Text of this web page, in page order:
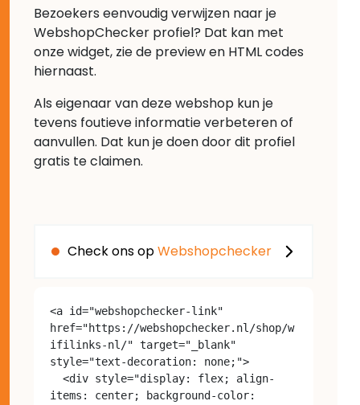
Bezoekers eenvoudig verwijzen naar je
WebshopChecker profiel? Dat kan met
onze widget, zie de preview en HTML codes
hiernaast.
Als eigenaar van deze webshop kun je
tevens foutieve informatie verbeteren of
aanvullen. Dat kun je doen door dit profiel
gratis te claimen.
Check ons opWebshopchecker
<a id="webshopchecker-link"
href="https://webshopchecker.nl/shop/w
ifilinks-nl/" target="_blank"
style="text-decoration: none;">
items: center; background-color: